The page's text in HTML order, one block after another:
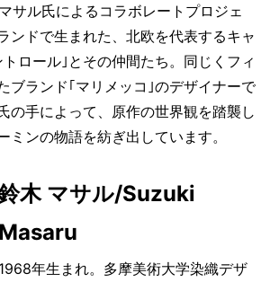
マサル氏によるコラボレートプロジェ
ンドで生まれた、北欧を代表するキャ
ロール｣とその仲間たち。同じくフィ
ブランド｢マリメッコ｣のデザイナーで
の手によって、原作の世界観を踏襲し
ミンの物語を紡ぎ出しています。
木 マサル/Suzuki
Masaru
1968年生まれ。多摩美術大学染織デザ